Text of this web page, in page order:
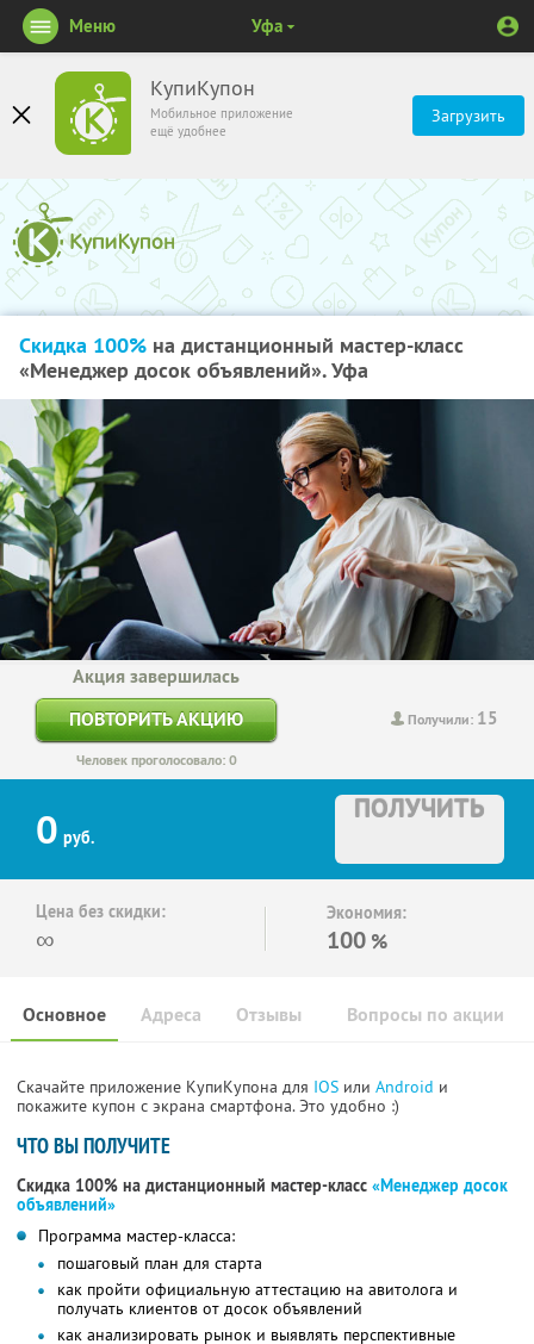
КупиКупон
Мобильное приложение
ещё удобнее
Загрузить
Меню Уфа
Скидка 100% на дистанционный мастер-класс
«Менеджер досок объявлений». Уфа
Получили: 15
Акция завершилась
ПОВТОРИТЬ АКЦИЮ
Человек проголосовало: 0
0 руб.
ПОЛУЧИТЬ
Цена без скидки:
∞
Экономия:
100 %
Основное Отзывы Вопросы по акции
Адреса
Скачайте приложение КупиКупона для IOS или Android и
покажите купон с экрана смартфона. Это удобно :)
ЧТО ВЫ ПОЛУЧИТЕ
Скидка 100% на дистанционный мастер-класс «Менеджер досок
объявлений»
Программа мастер-класса:
пошаговый план для старта
как пройти официальную аттестацию на авитолога и
получать клиентов от досок объявлений
как анализировать рынок и выявлять перспективные